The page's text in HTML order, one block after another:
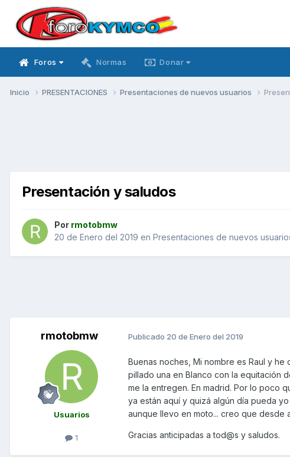
Foros Normas Donar
Inicio PRESENTACIONES Presentaciones de nuevos usuarios
Presentación y saludos
Por rmotobmw
20 de Enero del 2019 en Presentaciones de nuevos
rmotobmw
Usuarios
1
Publicado 20 de Enero del 2019
Buenas noches, Mi nombre es Raul y
pillado una en Blanco con la equitación
me la entregen. En madrid. Por lo poco
ya están aquí y quizá algún día pueda
aunque llevo en moto... creo que desde
Gracias anticipadas a tod@s y saludos.